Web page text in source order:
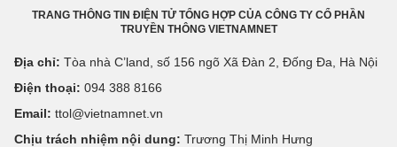
TRANG THÔNG TIN ĐIỆN TỬ TỔNG HỢP CỦA CÔNG TY CỔ PHẦN
TRUYỀN THÔNG VIETNAMNET
Địa chỉ: Tòa nhà C’land, số 156 ngõ Xã Đàn 2, Đống Đa, Hà Nội
Điện thoại: 094 388 8166
Email: ttol@vietnamnet.vn
Chịu trách nhiệm nội dung: Trương Thị Minh Hưng